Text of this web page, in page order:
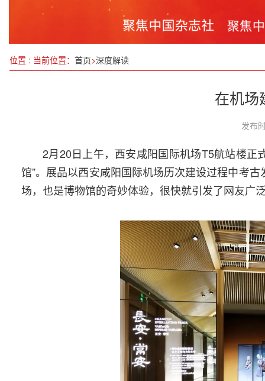
位置 : 当前位置： 首页>深度解读
在机场
发布
2月20日上午，西安咸阳国际机场T5航站楼正
馆”。展品以西安咸阳国际机场历次建设过程中考
场，也是博物馆的奇妙体验，很快就引发了网友广